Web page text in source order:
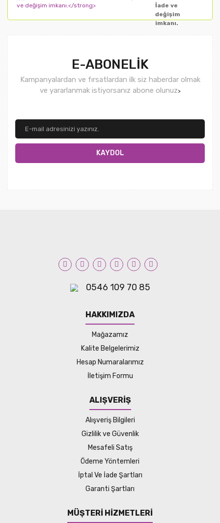
İade ve
değişim
imkanı.
E-ABONELİK
Kampanyalardan ve fırsatlardan ilk siz haberdar olmak
ve yararlanmak istiyorsanız abone olunuz>
KAYDOL
0546 109 70 85
HAKKIMIZDA
Mağazamız
Kalite Belgelerimiz
Hesap Numaralarımız
İletişim Formu
ALIŞVERİŞ
Alışveriş Bilgileri
Gizlilik ve Güvenlik
Mesafeli Satış
Ödeme Yöntemleri
İptal Ve İade Şartları
Garanti Şartları
MÜŞTERİ HİZMETLERİ